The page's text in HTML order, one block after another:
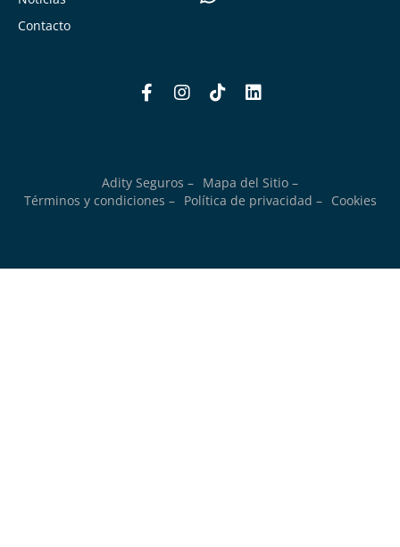
Contacto
Adity Seguros – Mapa del Sitio –
Términos y condiciones –
Política de privacidad – Cookies